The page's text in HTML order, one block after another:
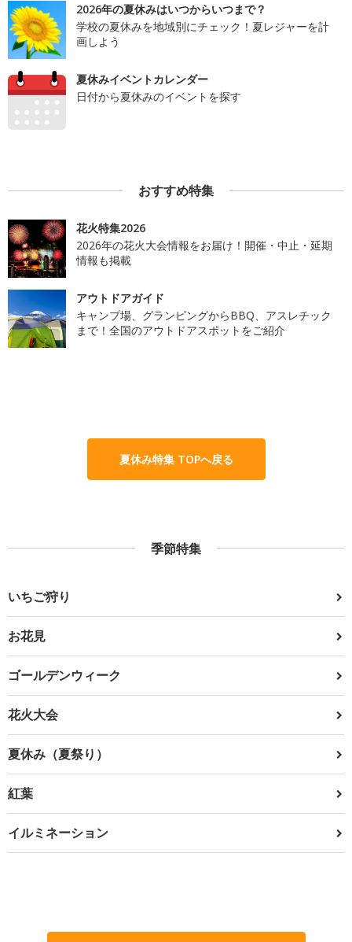
2026年の夏休みはいつからいつまで？
学校の夏休みを地域別にチェック！夏レジャーを計
画しよう
夏休みイベントカレンダー
日付から夏休みのイベントを探す
おすすめ特集
花火特集2026
2026年の花火大会情報をお届け！開催・中止・延期
情報も掲載
アウトドアガイド
キャンプ場、グランピングからBBQ、アスレチック
まで！全国のアウトドアスポットをご紹介
夏休み特集 TOPへ戻る
季節特集
いちご狩り
お花見
ゴールデンウィーク
花火大会
夏休み（夏祭り）
紅葉
イルミネーション